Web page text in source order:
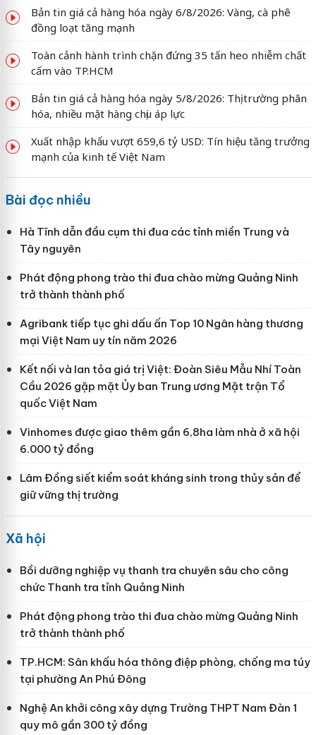
Bản tin giá cả hàng hóa ngày 6/8/2026: Vàng, cà phê
đồng loạt tăng mạnh
Toàn cảnh hành trình chặn đứng 35 tấn heo nhiễm chất
cấm vào TP.HCM
Bản tin giá cả hàng hóa ngày 5/8/2026: Thị trường phân
hóa, nhiều mặt hàng chịu áp lực
Xuất nhập khẩu vượt 659,6 tỷ USD: Tín hiệu tăng trưởng
mạnh của kinh tế Việt Nam
Bài đọc nhiều
Hà Tĩnh dẫn đầu cụm thi đua các tỉnh miền Trung và
Tây nguyên
Phát động phong trào thi đua chào mừng Quảng Ninh
trở thành thành phố
Agribank tiếp tục ghi dấu ấn Top 10 Ngân hàng thương
mại Việt Nam uy tín năm 2026
Kết nối và lan tỏa giá trị Việt: Đoàn Siêu Mẫu Nhí Toàn
Cầu 2026 gặp mặt Ủy ban Trung ương Mặt trận Tổ
quốc Việt Nam
Vinhomes được giao thêm gần 6,8ha làm nhà ở xã hội
6.000 tỷ đồng
Lâm Đồng siết kiểm soát kháng sinh trong thủy sản để
giữ vững thị trường
Xã hội
Bồi dưỡng nghiệp vụ thanh tra chuyên sâu cho công
chức Thanh tra tỉnh Quảng Ninh
Phát động phong trào thi đua chào mừng Quảng Ninh
trở thành thành phố
TP.HCM: Sân khấu hóa thông điệp phòng, chống ma túy
tại phường An Phú Đông
Nghệ An khởi công xây dựng Trường THPT Nam Đàn 1
quy mô gần 300 tỷ đồng